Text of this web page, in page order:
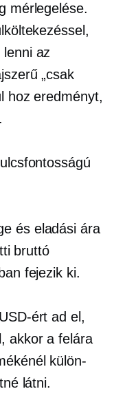
mérlegelése.
az
„csak
hoz eredményt,
és eladási ára
bruttó
fejezik ki.
ért ad el,
akkor a felára
külön-
látni.